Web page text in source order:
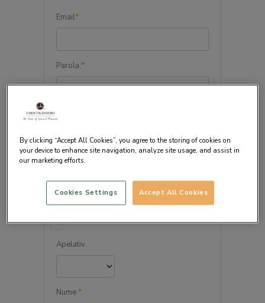
Email*
Parola:*
DETALIILE PERSONALE
Persoana juridica
Apelativ
Nume*
By clicking “Accept All Cookies”, you agree to the storing of cookies on
your device to enhance site navigation, analyze site usage, and assist in
our marketing efforts.
Accept All Cookies
Cookies Settings